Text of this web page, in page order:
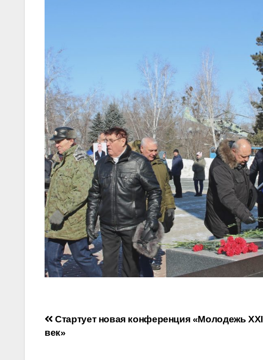
Навигация
Стартует новая конференция «Молодежь XXI
век»